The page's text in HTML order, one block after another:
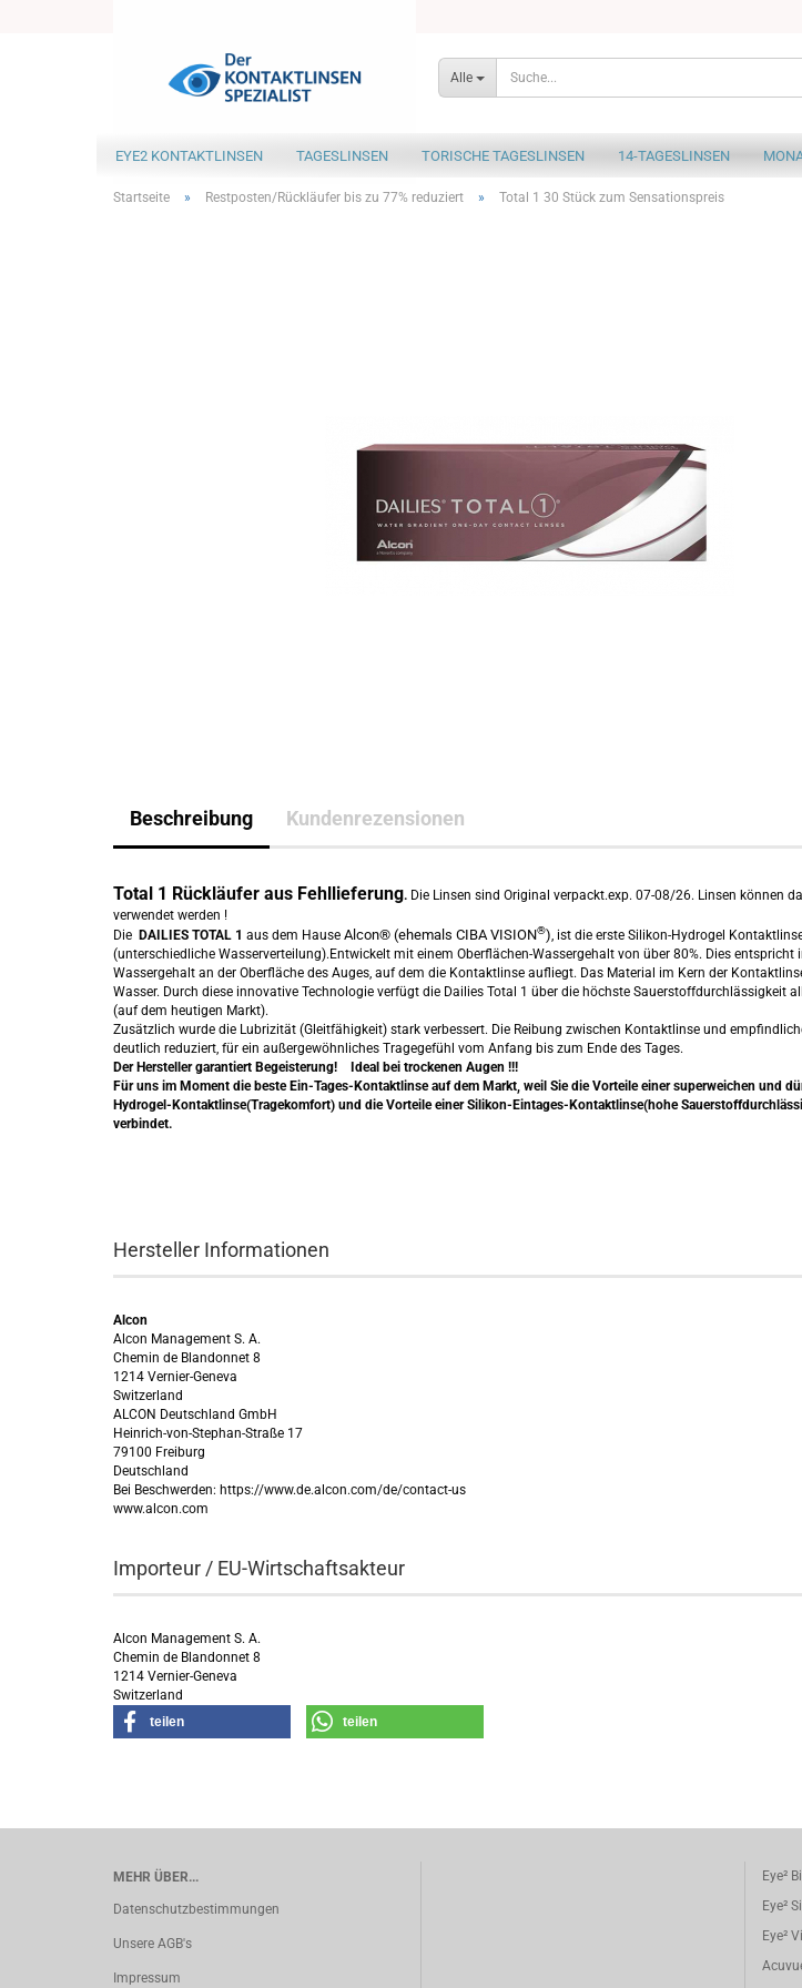
Alle
EYE2 KONTAKTLINSEN TAGESLINSEN TORISCHE TAGESLINSEN 14-TAGESLINSEN
Startseite » Restposten/Rückläufer bis zu 77% reduziert » Total 1 30 Stück zum Sensationspreis
Beschreibung Kundenrezensionen
Total 1 Rückläufer aus Fehllieferung. Die Linsen sind Original verpackt.exp. 07-08/26. Linsen können
verwendet werden !
Die DAILIES TOTAL 1 aus dem Hause Alcon® (ehemals CIBA VISION®), ist die erste Silikon-Hydrogel
(unterschiedliche Wasserverteilung).Entwickelt mit einem Oberflächen-Wassergehalt von über 80%. Dies entspricht
Wassergehalt an der Oberfläche des Auges, auf dem die Kontaktlinse aufliegt. Das Material im Kern der
Wasser. Durch diese innovative Technologie verfügt die Dailies Total 1 über die höchste Sauerstoffdurchlässigkeit
(auf dem heutigen Markt).
Zusätzlich wurde die Lubrizität (Gleitfähigkeit) stark verbessert. Die Reibung zwischen Kontaktlinse und
deutlich reduziert, für ein außergewöhnliches Tragegefühl vom Anfang bis zum Ende des Tages.
Der Hersteller garantiert Begeisterung! Ideal bei trockenen Augen !!!
Für uns im Moment die beste Ein-Tages-Kontaktlinse auf dem Markt, weil Sie die Vorteile einer superweichen und
Hydrogel-Kontaktlinse(Tragekomfort) und die Vorteile einer Silikon-Eintages-Kontaktlinse(hohe
verbindet.
Hersteller Informationen
Alcon
Alcon Management S. A.
Chemin de Blandonnet 8
1214 Vernier-Geneva
Switzerland
ALCON Deutschland GmbH
Heinrich-von-Stephan-Straße 17
79100 Freiburg
Deutschland
Bei Beschwerden: https://www.de.alcon.com/de/contact-us
www.alcon.com
Importeur / EU-Wirtschaftsakteur
Alcon Management S. A.
Chemin de Blandonnet 8
1214 Vernier-Geneva
Switzerland
teilen
teilen
MEHR ÜBER...
Datenschutzbestimmungen
Unsere AGB's
Impressum
Eye²
Eye²
Eye²